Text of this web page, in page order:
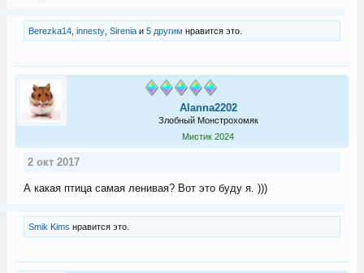
Berezka14, innesty, Sireniaи 5 другим нравится это.
Alanna2202
Злобный Монстрохомяк
Мистик 2024
2 окт 2017
А какая птица самая ленивая? Вот это буду я. )))
Smik Kims нравится это.